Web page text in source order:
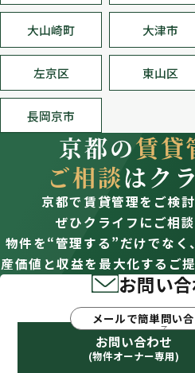
大山崎町 大津市
左京区 東山区
長岡京市
京都の賃貸
ご相談はク
京都で賃貸管理をご検討
ぜひクライフにご相談
物件を“管理する”だけでなく
産価値と収益を最大化するご
お問い
メールで簡単問い合
お問い合わせ
(物件オーナー専用)